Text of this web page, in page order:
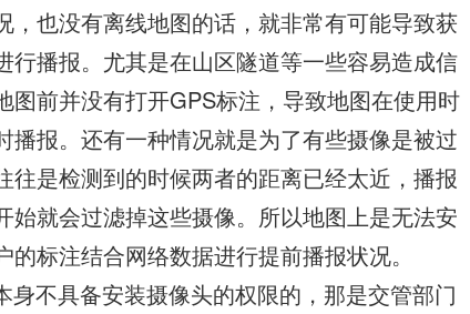
，也没有离线地图的话，就非常有可能导致获
行播报。尤其是在山区隧道等一些容易造成信
图前并没有打开GPS标注，导致地图在使用时
播报。还有一种情况就是为了有些摄像是被过
是检测到的时候两者的距离已经太近，播报
始就会过滤掉这些摄像。所以地图上是无法安
标注结合网络数据进行提前播报状况。
身不具备安装摄像头的权限的，那是交管部门